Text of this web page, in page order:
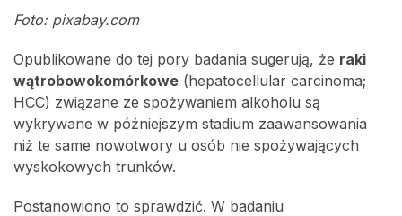
Foto: pixabay.com
Opublikowane do tej pory badania sugerują, że raki
wątrobowokomórkowe (hepatocellular carcinoma;
HCC) związane ze spożywaniem alkoholu są
wykrywane w późniejszym stadium zaawansowania
niż te same nowotwory u osób nie spożywających
wyskokowych trunków.
Postanowiono to sprawdzić. W badaniu